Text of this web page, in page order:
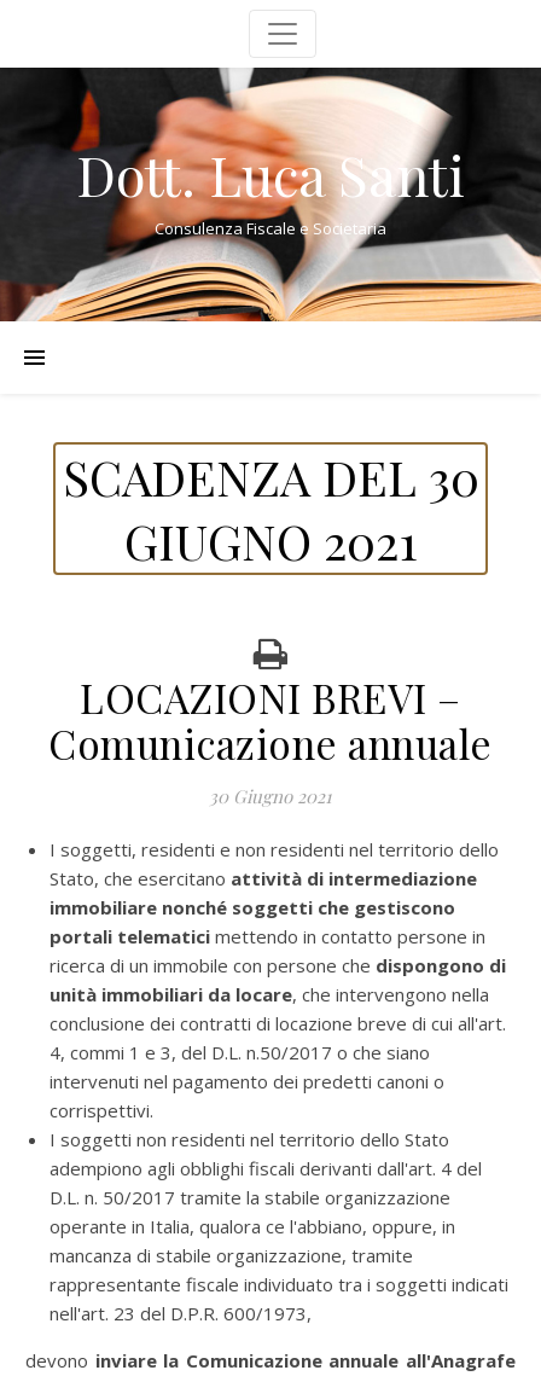
Dott. Luca Santi
Consulenza Fiscale e Societaria
SCADENZA DEL 30
GIUGNO 2021
LOCAZIONI BREVI –
Comunicazione annuale
30 Giugno 2021
I soggetti, residenti e non residenti nel territorio dello
Stato, che esercitano attività di intermediazione
immobiliare nonché soggetti che gestiscono
portali telematici mettendo in contatto persone in
ricerca di un immobile con persone che dispongono di
unità immobiliari da locare, che intervengono nella
conclusione dei contratti di locazione breve di cui all'art.
4, commi 1 e 3, del D.L. n.50/2017 o che siano
intervenuti nel pagamento dei predetti canoni o
corrispettivi.
I soggetti non residenti nel territorio dello Stato
adempiono agli obblighi fiscali derivanti dall'art. 4 del
D.L. n. 50/2017 tramite la stabile organizzazione
operante in Italia, qualora ce l'abbiano, oppure, in
mancanza di stabile organizzazione, tramite
rappresentante fiscale individuato tra i soggetti indicati
nell'art. 23 del D.P.R. 600/1973,
devono inviare la Comunicazione annuale all'Anagrafe